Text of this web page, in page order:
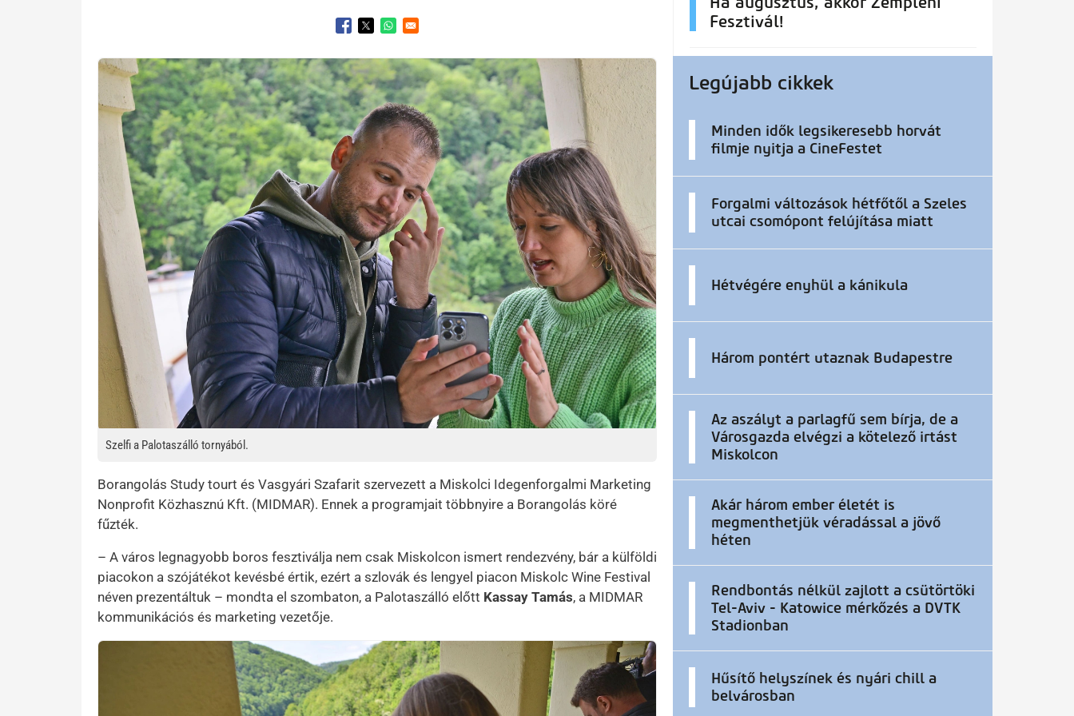
Opens in a new window
Opens in a new window
Opens in a new window
Kép
Szelfi a Palotaszálló tornyából.
Borangolás Study tourt és Vasgyári Szafarit szervezett a Miskolci Idegenforgalmi Marketing
Nonprofit Közhasznú Kft. (MIDMAR). Ennek a programjait többnyire a Borangolás köré
fűzték.
– A város legnagyobb boros fesztiválja nem csak Miskolcon ismert rendezvény, bár a külföldi
piacokon a szójátékot kevésbé értik, ezért a szlovák és lengyel piacon Miskolc Wine Festival
néven prezentáltuk – mondta el szombaton, a Palotaszálló előtt Kassay Tamás, a MIDMAR
kommunikációs és marketing vezetője.
Kép
Fesztivál!
Legújabb cikkek
Minden idők legsikeresebb horvát
filmje nyitja a CineFestet
Forgalmi változások hétfőtől a Szeles
utcai csomópont felújítása miatt
Hétvégére enyhül a kánikula
Három pontért utaznak Budapestre
Az aszályt a parlagfű sem bírja, de a
Városgazda elvégzi a kötelező irtást
Miskolcon
Akár három ember életét is
megmenthetjük véradással a jövő
héten
Rendbontás nélkül zajlott a csütörtöki
Tel-Aviv - Katowice mérkőzés a DVTK
Stadionban
Hűsítő helyszínek és nyári chill a
belvárosban